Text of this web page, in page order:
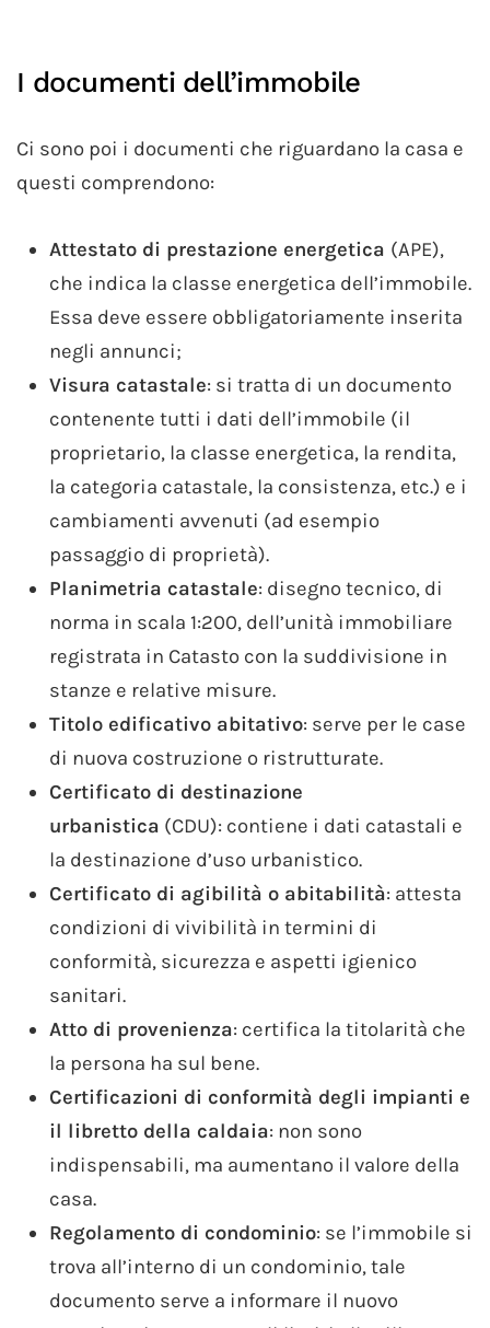
I documenti dell’immobile
Ci sono poi i documenti che riguardano la casa e
questi comprendono:
Attestato di prestazione energetica (APE),
che indica la classe energetica dell’immobile.
Essa deve essere obbligatoriamente inserita
negli annunci;
Visura catastale: si tratta di un documento
contenente tutti i dati dell’immobile (il
proprietario, la classe energetica, la rendita,
la categoria catastale, la consistenza, etc.) e i
cambiamenti avvenuti (ad esempio
passaggio di proprietà).
Planimetria catastale: disegno tecnico, di
norma in scala 1:200, dell’unità immobiliare
registrata in Catasto con la suddivisione in
stanze e relative misure.
Titolo edificativo abitativo: serve per le case
di nuova costruzione o ristrutturate.
Certificato di destinazione
urbanistica (CDU): contiene i dati catastali e
la destinazione d’uso urbanistico.
Certificato di agibilità o abitabilità: attesta
condizioni di vivibilità in termini di
conformità, sicurezza e aspetti igienico
sanitari.
Atto di provenienza: certifica la titolarità che
la persona ha sul bene.
Certificazioni di conformità degli impianti e
il libretto della caldaia: non sono
indispensabili, ma aumentano il valore della
casa.
Regolamento di condominio: se l’immobile si
trova all’interno di un condominio, tale
documento serve a informare il nuovo